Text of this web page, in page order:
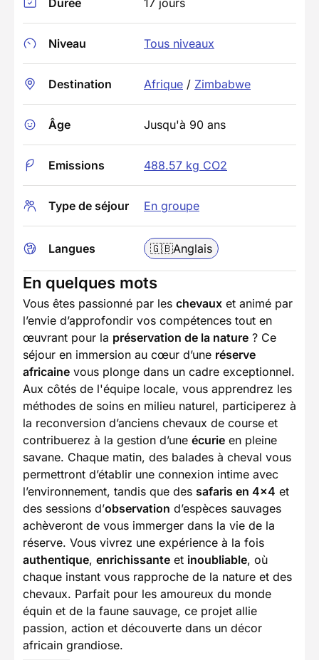
Durée 17 jours
Niveau Tous niveaux
Destination Afrique / Zimbabwe
Âge Jusqu'à 90 ans
Emissions 488.57 kg CO2
Type de séjour En groupe
Langues 🇬🇧Anglais
En quelques mots
Vous êtes passionné par les chevaux et animé par
l’envie d’approfondir vos compétences tout en
œuvrant pour la préservation de la nature ? Ce
séjour en immersion au cœur d’une réserve
africaine vous plonge dans un cadre exceptionnel.
Aux côtés de l'équipe locale, vous apprendrez les
méthodes de soins en milieu naturel, participerez à
la reconversion d’anciens chevaux de course et
contribuerez à la gestion d’une écurie en pleine
savane. Chaque matin, des balades à cheval vous
permettront d’établir une connexion intime avec
l’environnement, tandis que des safaris en 4×4 et
des sessions d’observation d’espèces sauvages
achèveront de vous immerger dans la vie de la
réserve. Vous vivrez une expérience à la fois
authentique, enrichissante et inoubliable, où
chaque instant vous rapproche de la nature et des
chevaux. Parfait pour les amoureux du monde
équin et de la faune sauvage, ce projet allie
passion, action et découverte dans un décor
africain grandiose.